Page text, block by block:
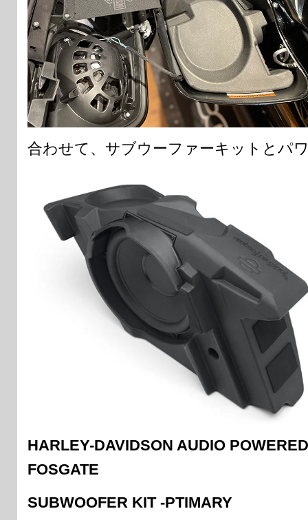
合わせて、サブウーファーキットとパ
HARLEY-DAVIDSON AUDIO
FOSGATE
SUBWOOFER KIT -PTIMARY